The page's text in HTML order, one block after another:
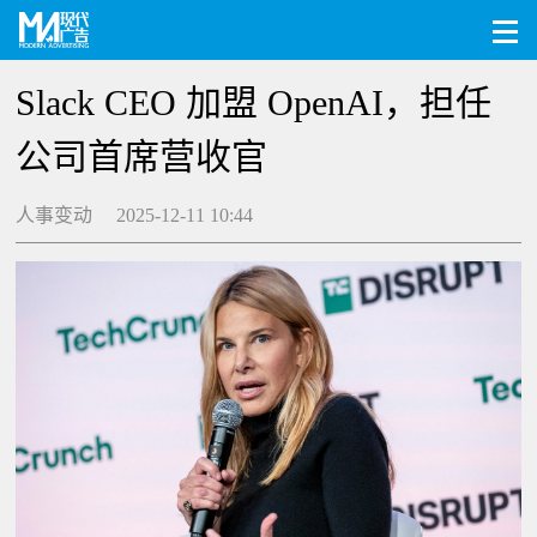
Slack CEO 加盟 OpenAI，担任
公司首席营收官
人事变动 2025-12-11 10:44